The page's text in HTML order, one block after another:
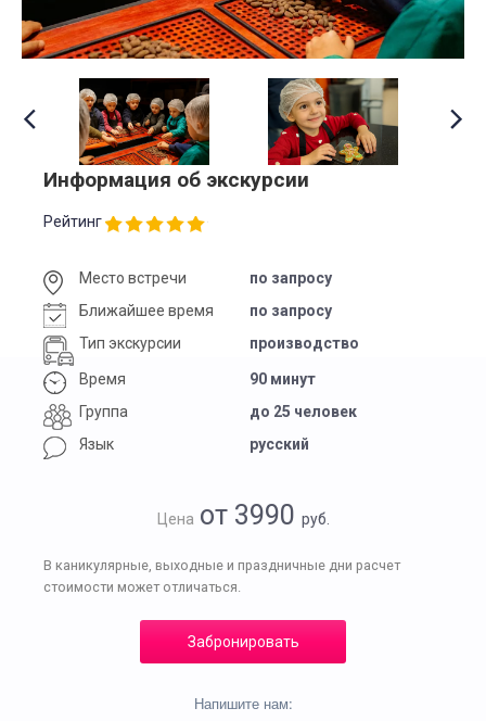
Информация об экскурсии
Рейтинг
Место встречи
по запросу
Ближайшее время
по запросу
Тип экскурсии
производство
Время
90 минут
Группа
до 25 человек
Язык
русский
Цена от 3990 руб.
В каникулярные, выходные и праздничные дни расчет
стоимости может отличаться.
Забронировать
Напишите нам: